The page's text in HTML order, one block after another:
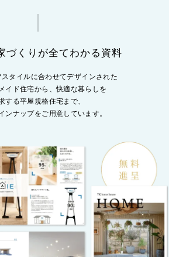
づくりが全てわかる資料
タイルに合わせてデザインされた
イド住宅から、快適な暮らしを
する平屋規格住宅まで、
ンナップをご用意しています。